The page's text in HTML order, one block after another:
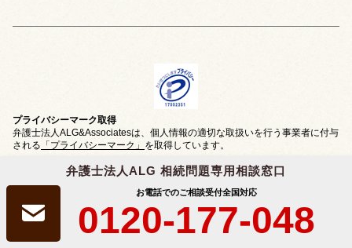
弁護士法人ALG 相続問題専用相談窓口
お電話でのご相談受付全国対応
0120-177-048
プライバシーマーク取得
弁護士法人ALG&Associatesは、個人情報の適切な取扱いを行う事業者に付与
される 「プライバシーマーク」 を取得しています。
クレジットカード 決済対応